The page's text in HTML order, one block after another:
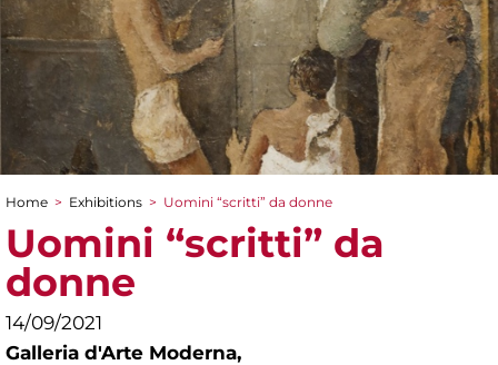
You are here
Home > Exhibitions > Uomini “scritti” da donne
Uomini “scritti” da
donne
14/09/2021
Galleria d'Arte Moderna,